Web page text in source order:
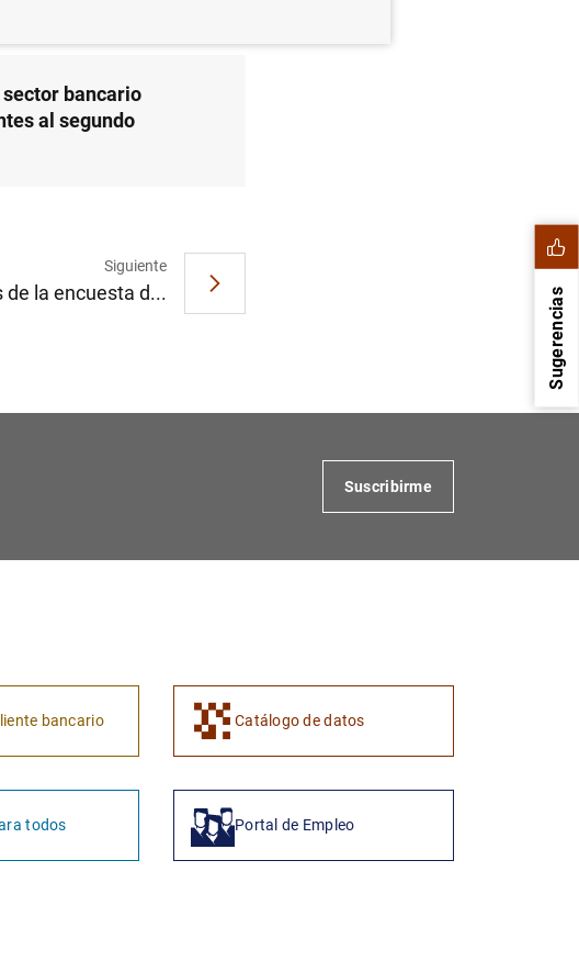
bancario
al segundo
Siguiente
de la encuesta d... Sugerencias
Suscribirme
bancario Catálogo de datos
todos Portal de Empleo